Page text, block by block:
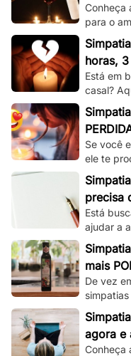
Conheça
para o
sua
fazer!
horas,
Está em
casal?
simples
Se você
ele te
precisa
Está
ajudar a
essas
mais
De vez
isso,
vinagre!
agora e
Conheça